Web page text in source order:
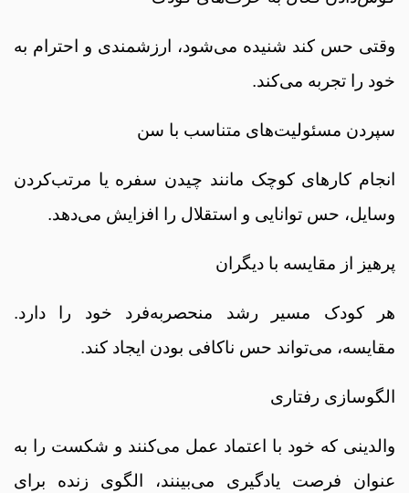
وقتی حس کند شنیده می‌شود، ارزشمندی و احترام به
خود را تجربه می‌کند.
سپردن مسئولیت‌های متناسب با سن
انجام کارهای کوچک مانند چیدن سفره یا مرتب‌کردن
وسایل، حس توانایی و استقلال را افزایش می‌دهد.
پرهیز از مقایسه با دیگران
هر کودک مسیر رشد منحصر‌به‌فرد خود را دارد.
مقایسه، می‌تواند حس ناکافی بودن ایجاد کند.
الگوسازی رفتاری
والدینی که خود با اعتماد عمل می‌کنند و شکست را به
عنوان فرصت یادگیری می‌بینند، الگوی زنده برای